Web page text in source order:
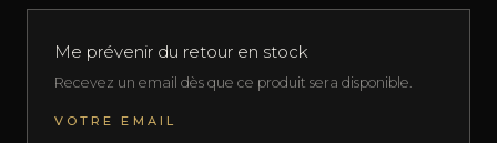
Me prévenir du retour en stock
Recevez un email dès que ce produit sera disponible.
VOTRE EMAIL